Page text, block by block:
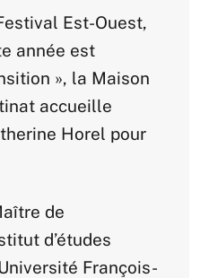
Est-Ouest,
année est
», la Maison
accueille
Horel pour
de
d’études
François-